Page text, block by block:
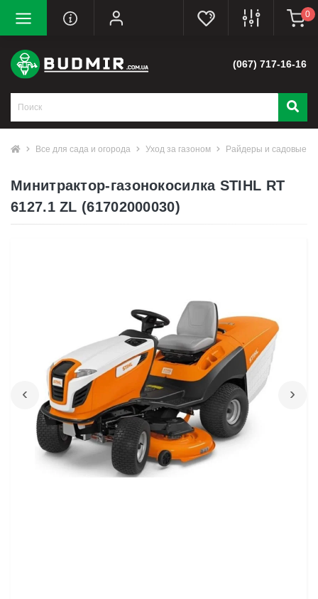
0
(067) 717-16-16
Все для сада и огорода Уход за газоном Райдеры и садовые
Минитрактор-газонокосилка STIHL RT
6127.1 ZL (61702000030)
‹ ›